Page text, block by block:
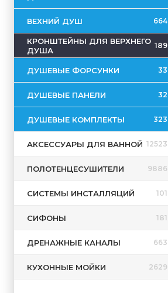
ВЕХНИЙ ДУШ 664
КРОНШТЕЙНЫ ДЛЯ ВЕРХНЕГО
ДУША
189
ДУШЕВЫЕ ФОРСУНКИ 33
ДУШЕВЫЕ ПАНЕЛИ 32
ДУШЕВЫЕ КОМПЛЕКТЫ 323
АКСЕССУАРЫ ДЛЯ ВАННОЙ 12523
ПОЛОТЕНЦЕСУШИТЕЛИ 9886
СИСТЕМЫ ИНСТАЛЛЯЦИЙ 101
СИФОНЫ 181
ДРЕНАЖНЫЕ КАНАЛЫ 663
КУХОННЫЕ МОЙКИ 2629